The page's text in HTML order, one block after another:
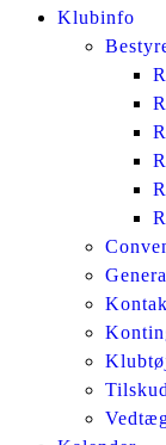
Klubinfo